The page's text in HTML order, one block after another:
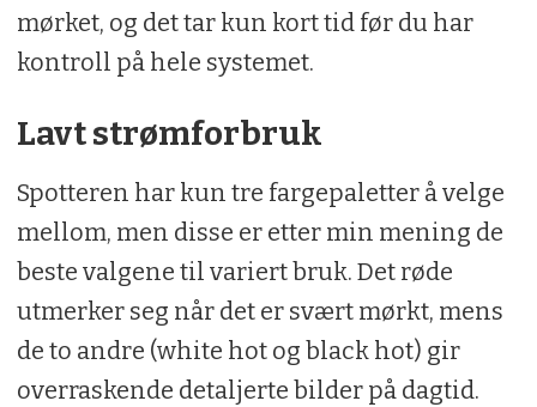
mørket, og det tar kun kort tid før du har
kontroll på hele systemet.
Lavt strømforbruk
Spotteren har kun tre fargepaletter å velge
mellom, men disse er etter min mening de
beste valgene til variert bruk. Det røde
utmerker seg når det er svært mørkt, mens
de to andre (white hot og black hot) gir
overraskende detaljerte bilder på dagtid.